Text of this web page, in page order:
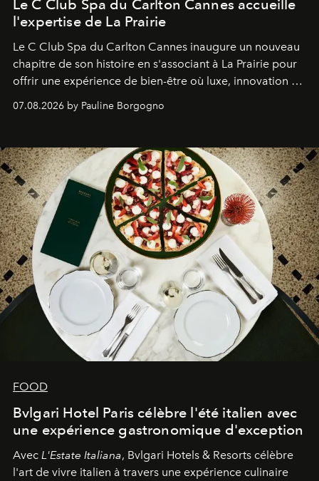
Le C Club Spa du Carlton Cannes accueille
l'expertise de La Prairie
Le C Club Spa du Carlton Cannes inaugure un nouveau
chapitre de son histoire en s'associant à La Prairie pour
offrir une expérience de bien-être où luxe, innovation et
07.08.2026 by Pauline Borgogno
FOOD
Bvlgari Hotel Paris célèbre l'été italien avec
une expérience gastronomique d'exception
Avec L'Estate Italiana, Bvlgari Hotels & Resorts célèbre
l'art de vivre italien à travers une expérience culinaire